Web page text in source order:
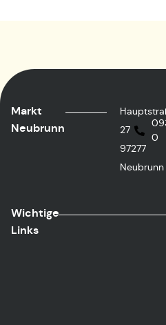
Markt
Neubrunn
27
97277
Neubrunn
0
Wichtige
Links